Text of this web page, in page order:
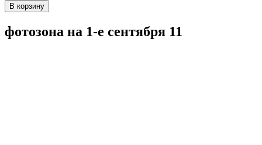
В корзину
фотозона на 1-е сентября 11